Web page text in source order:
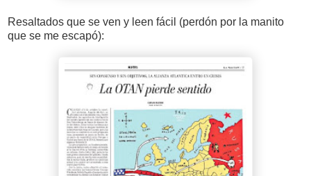
Resaltados que se ven y leen fácil (perdón por la manito
que se me escapó):